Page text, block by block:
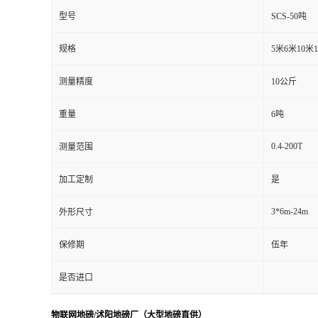
型号 SCS-50吨
规格 5米6米10米
测量精度 10公斤
重量 6吨
测量范围 0.4-200T
加工定制 是
外形尺寸 3*6m-24m
保修期 伍年
是否进口
物联网地磅/沭阳地磅厂（大型地磅直供）